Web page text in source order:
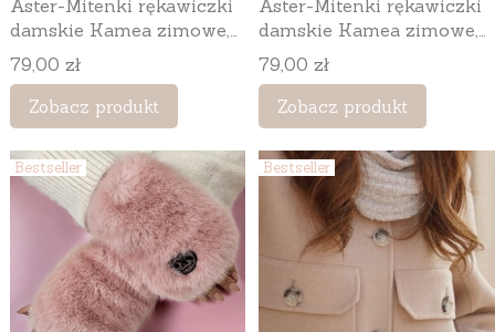
Aster-Mitenki rękawiczki
damskie Kamea zimowe,
ze sztucznym futerkiem,
bez palców, kolor czarny
Cena
79,00 zł
Zobacz produkt
Aster-Mitenki rękawiczki
damskie Kamea zimowe,
ze sztucznym futerkiem,
bez palców, kolor
jeansowy
Cena
79,00 zł
Zobacz produkt
Bestseller Bestseller